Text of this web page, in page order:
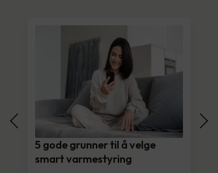
5 gode grunner til å velge
smart varmestyring